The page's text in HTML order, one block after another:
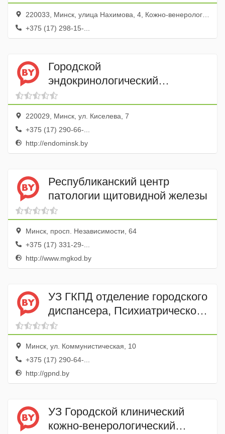
Кожно-венерологический
диспансер
220033, Минск, улица Нахимова, 4, Кожно-венерологический диспансер
+375 (17) 298-15-...
Городской
эндокринологический
диспансер
220029, Минск, ул. Киселева, 7
+375 (17) 290-66-...
http://endominsk.by
Республиканский центр
патологии щитовидной железы
Минск, просп. Независимости, 64
+375 (17) 331-29-...
http://www.mgkod.by
УЗ ГКПД отделение городского
диспансера, Психиатрическое
отделение дневного
пребывания № 2
Минск, ул. Коммунистическая, 10
+375 (17) 290-64-...
http://gpnd.by
УЗ Городской клинический
кожно-венерологический